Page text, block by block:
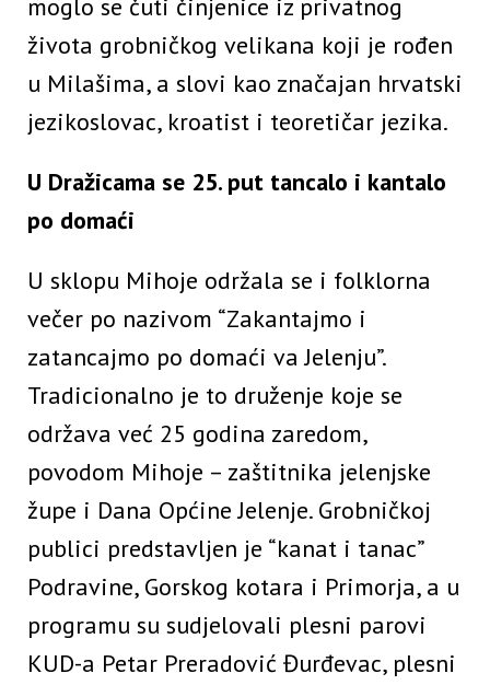
moglo se čuti činjenice iz privatnog
života grobničkog velikana koji je rođen
u Milašima, a slovi kao značajan hrvatski
jezikoslovac, kroatist i teoretičar jezika.
U Dražicama se 25. put tancalo i kantalo
po domaći
U sklopu Mihoje održala se i folklorna
večer po nazivom “Zakantajmo i
zatancajmo po domaći va Jelenju”.
Tradicionalno je to druženje koje se
održava već 25 godina zaredom,
povodom Mihoje – zaštitnika jelenjske
župe i Dana Općine Jelenje. Grobničkoj
publici predstavljen je “kanat i tanac”
Podravine, Gorskog kotara i Primorja, a u
programu su sudjelovali plesni parovi
KUD-a Petar Preradović Đurđevac, plesni